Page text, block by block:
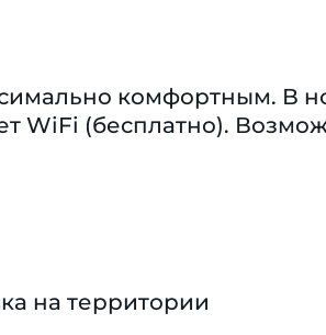
комфортным. В
WiFi (бесплатно).
на территории